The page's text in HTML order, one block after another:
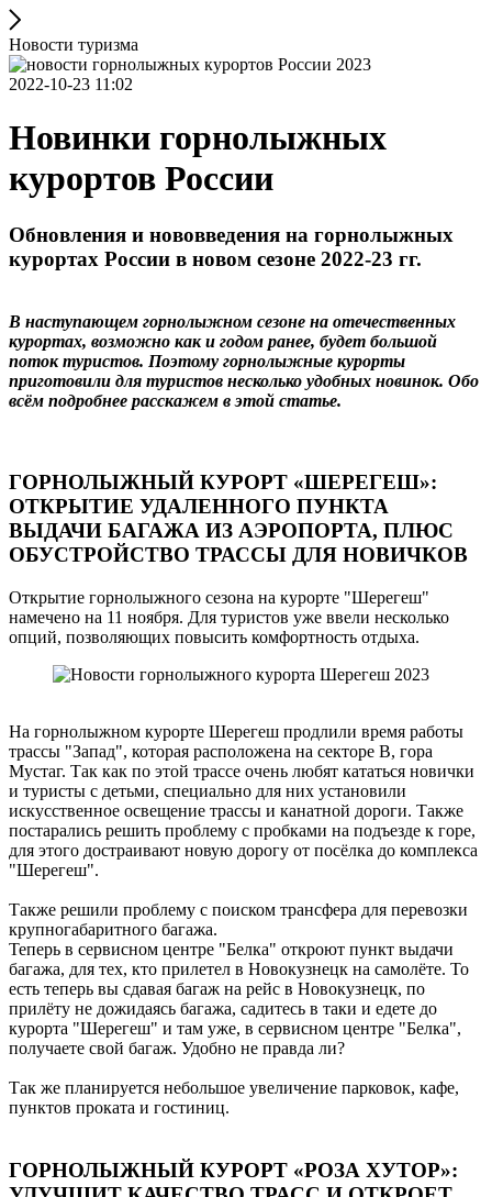
Новости туризма
2022-10-23 11:02
Новинки горнолыжных
курортов России
Обновления и нововведения на горнолыжных
курортах России в новом сезоне 2022-23 гг.
В наступающем горнолыжном сезоне на отечественных
курортах, возможно как и годом ранее, будет большой
поток туристов. Поэтому горнолыжные курорты
приготовили для туристов несколько удобных новинок. Обо
всём подробнее расскажем в этой статье.
ГОРНОЛЫЖНЫЙ КУРОРТ «ШЕРЕГЕШ»:
ОТКРЫТИЕ УДАЛЕННОГО ПУНКТА
ВЫДАЧИ БАГАЖА ИЗ АЭРОПОРТА, ПЛЮС
ОБУСТРОЙСТВО ТРАССЫ ДЛЯ НОВИЧКОВ
Открытие горнолыжного сезона на курорте "Шерегеш"
намечено на 11 ноября. Для туристов уже ввели несколько
опций, позволяющих повысить комфортность отдыха.
На горнолыжном курорте Шерегеш продлили время работы
трассы "Запад", которая расположена на секторе В, гора
Мустаг. Так как по этой трассе очень любят кататься новички
и туристы с детьми, специально для них установили
искусственное освещение трассы и канатной дороги. Также
постарались решить проблему с пробками на подъезде к горе,
для этого достраивают новую дорогу от посёлка до комплекса
"Шерегеш".
Также решили проблему с поиском трансфера для перевозки
крупногабаритного багажа.
Теперь в сервисном центре "Белка" откроют пункт выдачи
багажа, для тех, кто прилетел в Новокузнецк на самолёте. То
есть теперь вы сдавая багаж на рейс в Новокузнецк, по
прилёту не дожидаясь багажа, садитесь в таки и едете до
курорта "Шерегеш" и там уже, в сервисном центре "Белка",
получаете свой багаж. Удобно не правда ли?
Так же планируется небольшое увеличение парковок, кафе,
пунктов проката и гостиниц.
ГОРНОЛЫЖНЫЙ КУРОРТ «РОЗА ХУТОР»: